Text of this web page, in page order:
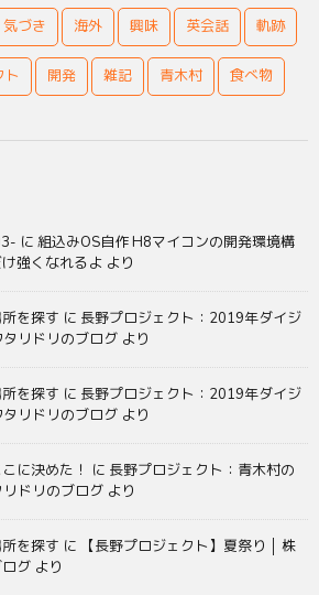
気づき 海外 興味 英会話 軌跡
ト 開発 雑記 青木村 食べ物
に 組込みOS自作 H8マイコンの開発環境構
強くなれるよ より
を探す に 長野プロジェクト：2019年ダイジ
リドリのブログ より
を探す に 長野プロジェクト：2019年ダイジ
リドリのブログ より
に決めた！ に 長野プロジェクト：青木村の
ドリのブログ より
を探す に
【長野プロジェクト】夏祭り │ 株
グ より